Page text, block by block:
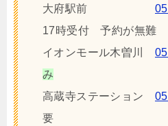
大府駅前
17時受付 予約が無難
イオンモール木曽川
み
高蔵寺ステーション
要